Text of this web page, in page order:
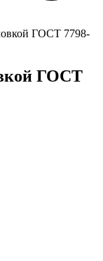
ГОСТ 7798-
ГОСТ